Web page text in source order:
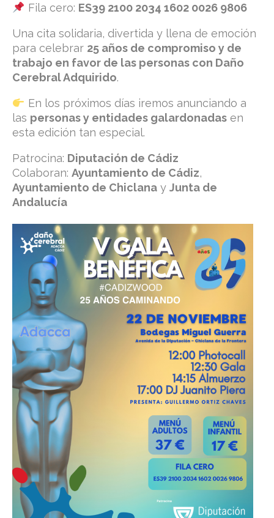
Fila cero: ES39 2100 2034 1602 0026 9806
Una cita solidaria, divertida y llena de emoción
para celebrar 25 años de compromiso y de
trabajo en favor de las personas con Daño
Cerebral Adquirido.
En los próximos días iremos anunciando a
las personas y entidades galardonadas en
esta edición tan especial.
Patrocina: Diputación de Cádiz
Colaboran: Ayuntamiento de Cádiz,
Ayuntamiento de Chiclana y Junta de
Andalucía